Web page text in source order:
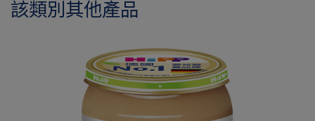
該類別其他產品